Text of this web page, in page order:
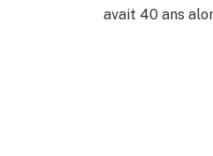
avait 40 ans